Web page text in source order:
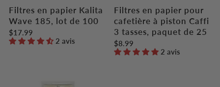
Filtres en papier Kalita
Wave 185, lot de 100
$17.99
2 avis
Filtres en papier pour
cafetière à piston Caffi
3 tasses, paquet de 25
$8.99
2 avis